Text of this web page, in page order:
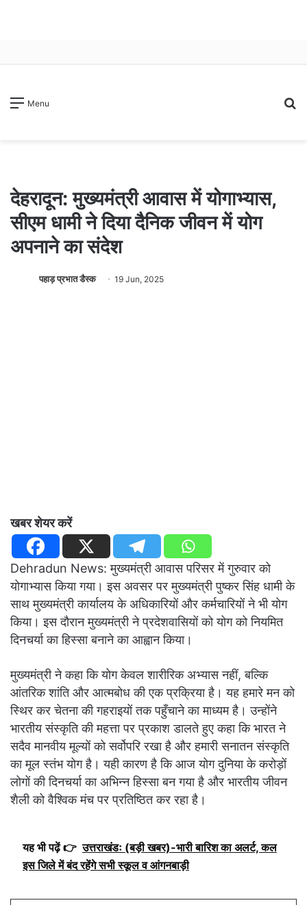
Menu
देहरादून: मुख्यमंत्री आवास में योगाभ्यास,
सीएम धामी ने दिया दैनिक जीवन में योग
अपनाने का संदेश
पहाड़ प्रभात डैस्क 19 Jun, 2025
खबर शेयर करें
Dehradun News: मुख्यमंत्री आवास परिसर में गुरुवार को
योगाभ्यास किया गया। इस अवसर पर मुख्यमंत्री पुष्कर सिंह धामी के
साथ मुख्यमंत्री कार्यालय के अधिकारियों और कर्मचारियों ने भी योग
किया। इस दौरान मुख्यमंत्री ने प्रदेशवासियों को योग को नियमित
दिनचर्या का हिस्सा बनाने का आह्वान किया।
मुख्यमंत्री ने कहा कि योग केवल शारीरिक अभ्यास नहीं, बल्कि
आंतरिक शांति और आत्मबोध की एक प्रक्रिया है। यह हमारे मन को
स्थिर कर चेतना की गहराइयों तक पहुँचाने का माध्यम है। उन्होंने
भारतीय संस्कृति की महत्ता पर प्रकाश डालते हुए कहा कि भारत ने
सदैव मानवीय मूल्यों को सर्वोपरि रखा है और हमारी सनातन संस्कृति
का मूल स्तंभ योग है। यही कारण है कि आज योग दुनिया के करोड़ों
लोगों की दिनचर्या का अभिन्न हिस्सा बन गया है और भारतीय जीवन
शैली को वैश्विक मंच पर प्रतिष्ठित कर रहा है।
यह भी पढ़ें 👉 उत्तराखंडः (बड़ी खबर)-भारी बारिश का अलर्ट, कल
इस जिले में बंद रहेंगे सभी स्कूल व आंगनबाड़ी